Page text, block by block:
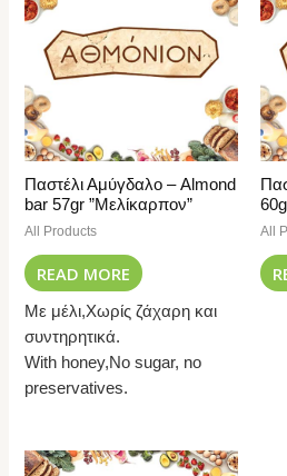
Παστέλι Αμύγδαλο – Almond
bar 57gr ”Μελίκαρπον”
All Products
READ MORE
Με μέλι,Χωρίς ζάχαρη και
συντηρητικά.
With honey,No sugar, no
preservatives.
All